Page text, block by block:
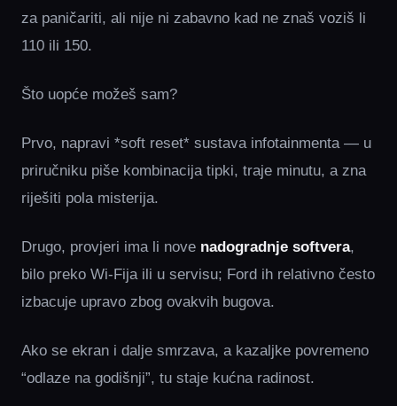
za paničariti, ali nije ni zabavno kad ne znaš voziš li
110 ili 150.
Što uopće možeš sam?
Prvo, napravi *soft reset* sustava infotainmenta — u
priručniku piše kombinacija tipki, traje minutu, a zna
riješiti pola misterija.
Drugo, provjeri ima li nove nadogradnje softvera,
bilo preko Wi‑Fija ili u servisu; Ford ih relativno često
izbacuje upravo zbog ovakvih bugova.
Ako se ekran i dalje smrzava, a kazaljke povremeno
“odlaze na godišnji”, tu staje kućna radinost.